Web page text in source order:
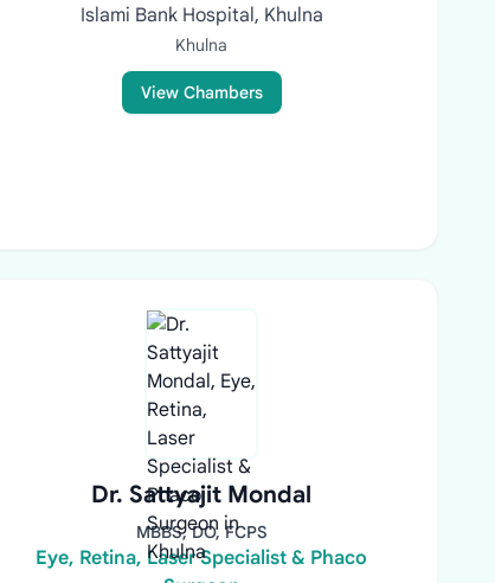
Islami Bank Hospital, Khulna
Khulna
View Chambers
Dr. Sattyajit Mondal
MBBS, DO, FCPS
Eye, Retina, Laser Specialist & Phaco